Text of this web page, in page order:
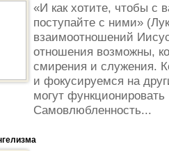
«И как хотите, чтобы с
поступайте с ними»
взаимоотношений
отношения возможны,
смирения и служения.
и фокусируемся на
могут функционировать
Самовлюбленность...